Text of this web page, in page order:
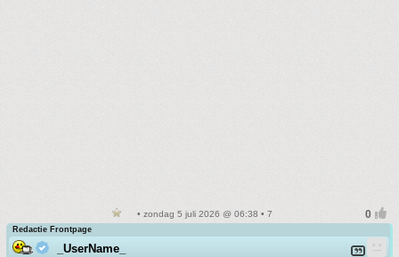
• zondag 5 juli 2026 @ 06:38 • 7
Redactie Frontpage
_UserName_